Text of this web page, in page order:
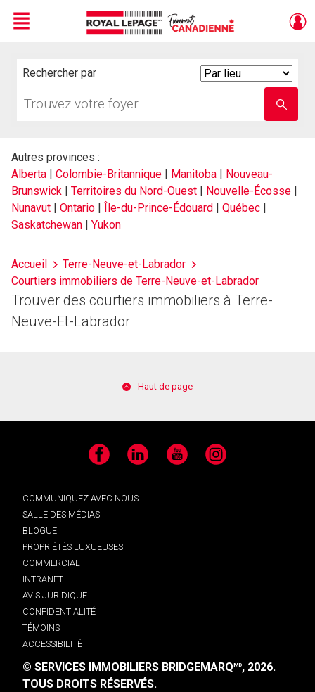
Menu
Rechercher par
votre
nom
Autres provinces :
Alberta | Colombie-Britannique | Manitoba | Nouveau-
Brunswick | Territoires du Nord-Ouest | Nouvelle-Écosse |
Nunavut | Ontario | Île-du-Prince-Édouard | Québec |
Saskatchewan | Yukon
Accueil
Terre-Neuve-et-Labrador
Courtiers immobiliers de Terre-Neuve-et-Labrador
Trouver des courtiers immobiliers à Terre-
Neuve-Et-Labrador
Haut de page
Facebook LinkedIn YouTube Instagram
COMMUNIQUEZ AVEC NOUS
SALLE DES MÉDIAS
BLOGUE
PROPRIÉTÉS LUXUEUSES
COMMERCIAL
INTRANET
AVIS JURIDIQUE
CONFIDENTIALITÉ
TÉMOINS
ACCESSIBILITÉ
© SERVICES IMMOBILIERS BRIDGEMARQMD, 2026.
TOUS DROITS RÉSERVÉS.